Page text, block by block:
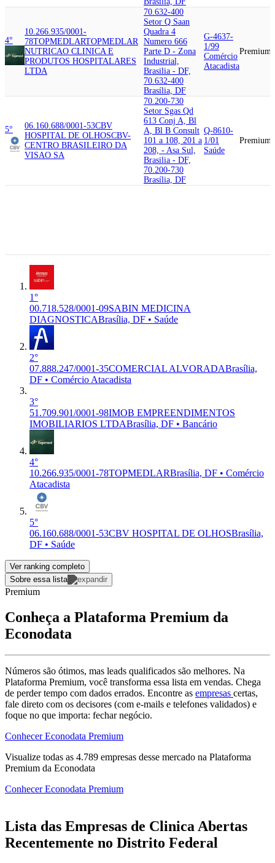
4°
10.266.935/0001-
78TOPMEDLARTOPMEDLAR
NUTRICAO CLINICA E
PRODUTOS HOSPITALARES
LTDA
70.632-400
Setor Q Saan
Quadra 4
Numero 666
Parte D - Zona
Industrial,
Brasilia - DF,
70.632-400
Brasília, DF
G-4637-
1/99
Comércio
Atacadista
Premium
5° 06.160.688/0001-53CBV
HOSPITAL DE OLHOSCBV-
CENTRO BRASILEIRO DA
VISAO SA
70.200-730
Setor Sgas Qd
613 Conj A, Bl
A, Bl B Consult
101 a 108, 201 a
208, - Asa Sul,
Brasilia - DF,
70.200-730
Brasília, DF
Q-8610-
1/01
Saúde
Premium
1°
00.718.528/0001-09SABIN MEDICINA
DIAGNOSTICABrasília, DF • Saúde
2°
07.888.247/0001-35COMERCIAL ALVORADABrasília,
DF • Comércio Atacadista
3°
51.709.901/0001-98IMOB EMPREENDIMENTOS
IMOBILIARIOS LTDABrasília, DF • Bancário
4°
10.266.935/0001-78TOPMEDLARBrasília, DF • Comércio
Atacadista
5°
06.160.688/0001-53CBV HOSPITAL DE OLHOSBrasília,
DF • Saúde
Ver ranking completo
Sobre essa lista
Premium
Conheça a Plataforma Premium da
Econodata
Números são ótimos, mas leads qualificados são melhores. Na
Plataforma Premium, você transforma essa lista em vendas. Chega
de perder tempo com dados errados. Encontre as empresas certas,
fale direto com os decisores (com e-mails e telefones validados) e
foque no que importa: fechar negócio.
Conhecer Econodata Premium
Visualize todas as 4.789 empresas desse mercado na Plataforma
Premium da Econodata
Conhecer Econodata Premium
Lista das Empresas de Clinica Abertas
Recentemente no Distrito Federal